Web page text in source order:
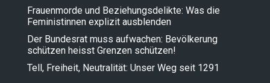
Frauenmorde und Beziehungsdelikte: Was die
Feministinnen explizit ausblenden
Der Bundesrat muss aufwachen: Bevölkerung
schützen heisst Grenzen schützen!
Tell, Freiheit, Neutralität: Unser Weg seit 1291